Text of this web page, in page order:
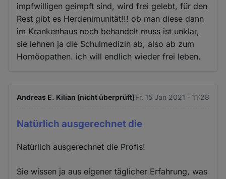
impfwilligen geimpft sind, wird frei gelebt, für den
Rest gibt es Herdenimunität!!! ob man diese dann
im Krankenhaus noch behandelt muss ist unklar,
sie lehnen ja die Schulmedizin ab, also ab zum
Homöopathen. ich will endlich wieder frei leben.
Andreas E. Kilian (nicht überprüft)Fr. 15 Jan 2021 - 11:28
Natürlich ausgerechnet die
Natürlich ausgerechnet die Profis!
Sie wissen ja aus eigener täglicher Erfahrung, was